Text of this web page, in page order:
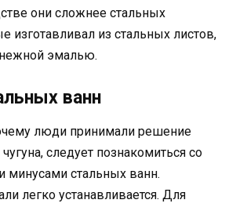
они сложнее стальных
изготавливал из стальных листов,
эмалью.
ванн
люди принимали решение
следует познакомиться со
минусами стальных ванн.
легко устанавливается. Для